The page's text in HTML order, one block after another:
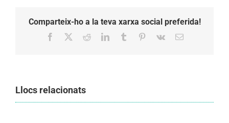
Comparteix-ho a la teva xarxa social preferida!
Facebook RedditLinkedInTumblr Pinterest
Vk Email:
Llocs relacionats